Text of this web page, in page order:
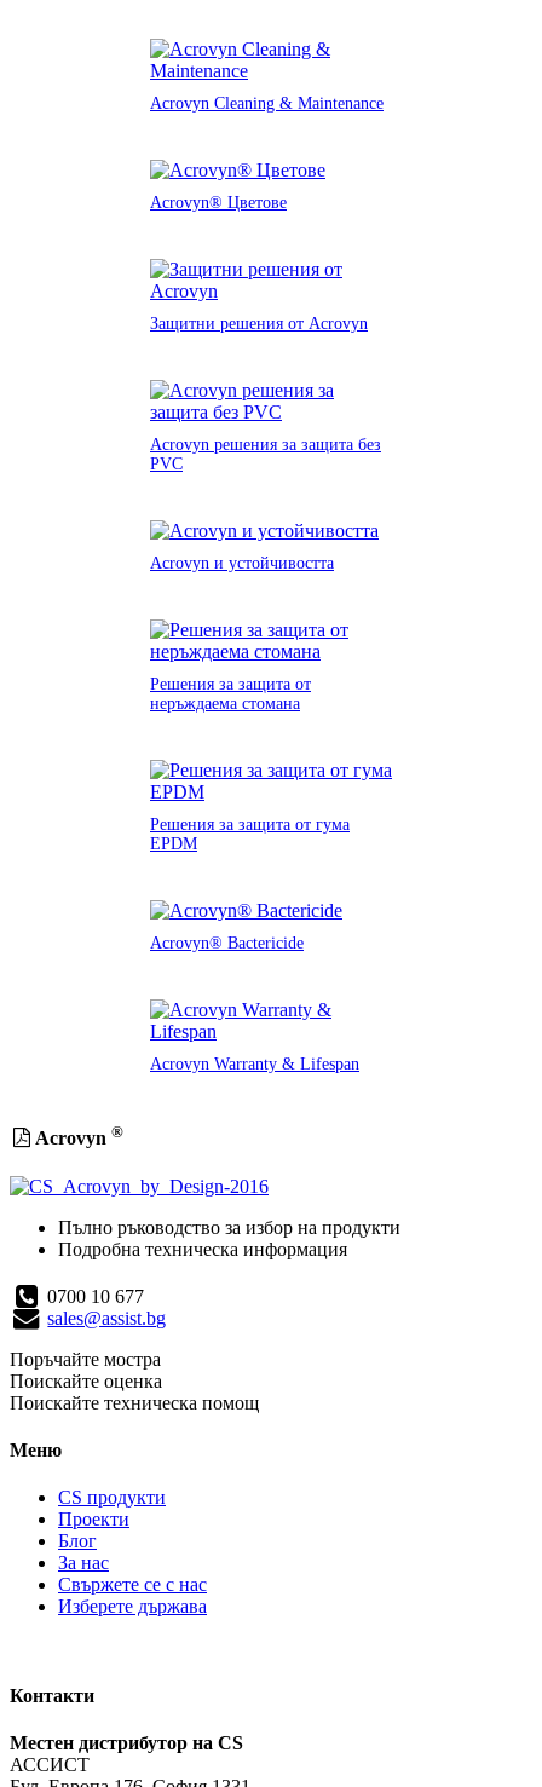
Acrovyn Cleaning & Maintenance
Acrovyn® Цветове
Защитни решения от Acrovyn
Acrovyn решения за защита без
PVC
Acrovyn и устойчивостта
Решения за защита от
неръждаема стомана
Решения за защита от гума
EPDM
Acrovyn® Bactericide
Acrovyn Warranty & Lifespan
Acrovyn ®
Пълно ръководство за избор на продукти
Подробна техническа информация
0700 10 677
sales@assist.bg
Поръчайте мостра
Поискайте оценка
Поискайте техническа помощ
Меню
CS продукти
Проекти
Блог
За нас
Свържете се с нас
Изберете държава
Контакти
Местен дистрибутор на CS
АССИСТ